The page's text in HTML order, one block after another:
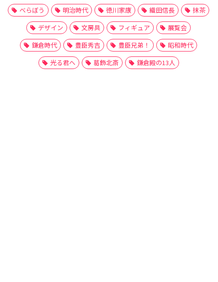
べらぼう
明治時代 徳川家康 織田信長
抹茶
デザイン
文房具 フィギュア
展覧会
鎌倉時代
豊臣秀吉 豊臣兄弟！
昭和時代
光る君へ
葛飾北斎 鎌倉殿の13人